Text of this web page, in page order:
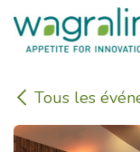
Se rendre au contenu
Tous les